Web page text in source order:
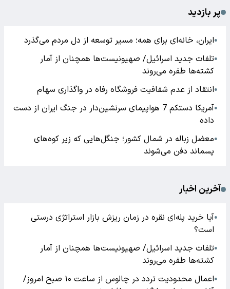
پر بازدید
●ایران، خانه‌ای برای همه؛ مسیر توسعه از دل مردم می‌گذرد
●تلفات جدید اسرائیل/ صهیونیست‌ها همچنان از آمار
کشته‌ها طفره می‌روند
●انتقاد از عدم شفافیت فروشگاه رفاه در واگذاری سهام
●
آمریکا دستکم 7 هواپیمای سرنشین‌دار در جنگ ایران از دست
داده
●معضل زباله در شمال کشور؛ جنگل‌هایی که زیر کوه‌های
پسماند دفن می‌شوند
آخرین اخبار
●آیا خرید پله‌ای نقره در زمان ریزش بازار استراتژی درستی
است؟
●تلفات جدید اسرائیل/ صهیونیست‌ها همچنان از آمار
کشته‌ها طفره می‌روند
●
اعمال محدودیت تردد در چالوس از ساعت ۱۰ صبح امروز/